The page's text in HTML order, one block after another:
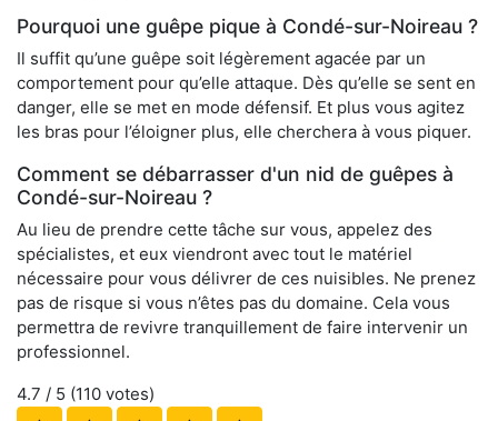
Pourquoi une guêpe pique à Condé-sur-Noireau ?
Il suffit qu’une guêpe soit légèrement agacée par un
comportement pour qu’elle attaque. Dès qu’elle se sent en
danger, elle se met en mode défensif. Et plus vous agitez
les bras pour l’éloigner plus, elle cherchera à vous piquer.
Comment se débarrasser d'un nid de guêpes à
Condé-sur-Noireau ?
Au lieu de prendre cette tâche sur vous, appelez des
spécialistes, et eux viendront avec tout le matériel
nécessaire pour vous délivrer de ces nuisibles. Ne prenez
pas de risque si vous n’êtes pas du domaine. Cela vous
permettra de revivre tranquillement de faire intervenir un
professionnel.
4.7 / 5 (110 votes)